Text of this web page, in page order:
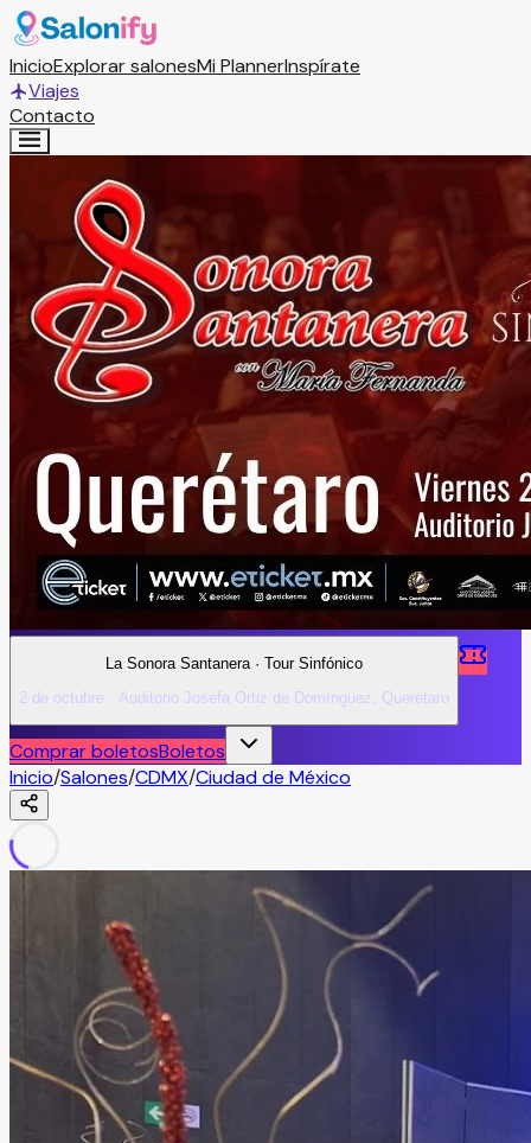
InicioExplorar salonesMi PlannerInspírate
Viajes
Contacto
La Sonora Santanera · Tour Sinfónico
2 de octubre · Auditorio Josefa Ortiz de Domínguez, Querétaro
Comprar boletosBoletos
Inicio/Salones/CDMX/Ciudad de México